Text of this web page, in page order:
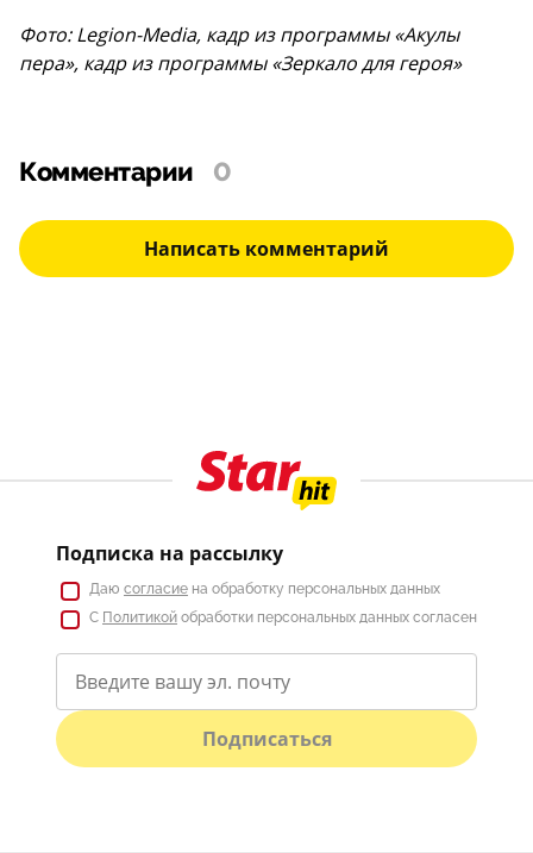
Фото: Legion-Media, кадр из программы «Акулы
пера», кадр из программы «Зеркало для героя»
Комментарии 0
Написать комментарий
Подписка на рассылку
Даю согласие на обработку персональных данных
С Политикой обработки персональных данных согласен
Подписаться